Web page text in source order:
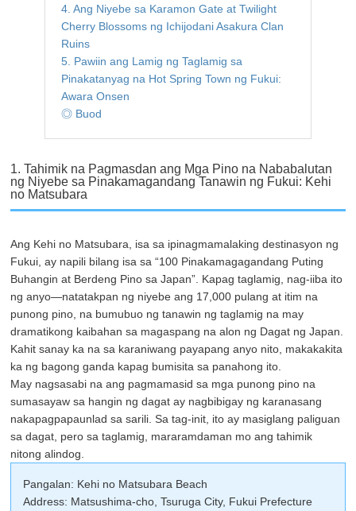
4. Ang Niyebe sa Karamon Gate at Twilight
Cherry Blossoms ng Ichijodani Asakura Clan
Ruins
5. Pawiin ang Lamig ng Taglamig sa
Pinakatanyag na Hot Spring Town ng Fukui:
Awara Onsen
◎ Buod
1. Tahimik na Pagmasdan ang Mga Pino na Nababalutan
ng Niyebe sa Pinakamagandang Tanawin ng Fukui: Kehi
no Matsubara
Ang Kehi no Matsubara, isa sa ipinagmamalaking destinasyon ng
Fukui, ay napili bilang isa sa “100 Pinakamagagandang Puting
Buhangin at Berdeng Pino sa Japan”. Kapag taglamig, nag-iiba ito
ng anyo—natatakpan ng niyebe ang 17,000 pulang at itim na
punong pino, na bumubuo ng tanawin ng taglamig na may
dramatikong kaibahan sa magaspang na alon ng Dagat ng Japan.
Kahit sanay ka na sa karaniwang payapang anyo nito, makakakita
ka ng bagong ganda kapag bumisita sa panahong ito.
May nagsasabi na ang pagmamasid sa mga punong pino na
sumasayaw sa hangin ng dagat ay nagbibigay ng karanasang
nakapagpapaunlad sa sarili. Sa tag-init, ito ay masiglang paliguan
sa dagat, pero sa taglamig, mararamdaman mo ang tahimik
nitong alindog.
Pangalan: Kehi no Matsubara Beach
Address: Matsushima-cho, Tsuruga City, Fukui Prefecture